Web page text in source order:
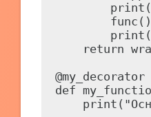
        func()
return
@my_decorator
def